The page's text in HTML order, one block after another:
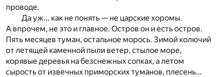
проводе.
Да уж… как не понять — не царские хоромы.
А впрочем, не это и главное. Остров он и есть остров.
Пять месяцев туман, остальное морось. Зимой колючий
от летящей каменной пыли ветер, стылое море,
корявые деревья на безснежных сопках, а летом
сырость от извечных приморских туманов, плесень…